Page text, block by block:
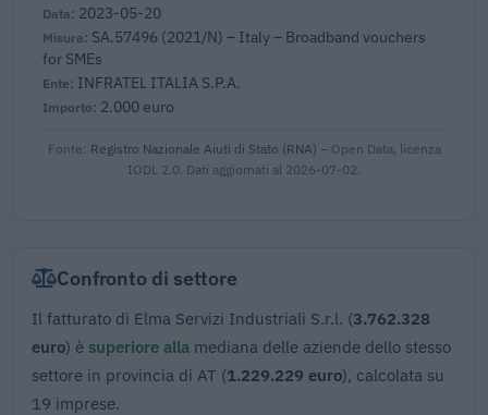
2023-05-20
SA.57496 (2021/N) – Italy – Broadband vouchers
for SMEs
INFRATEL ITALIA S.P.A.
2.000 euro
Fonte: Registro Nazionale Aiuti di Stato (RNA) – Open Data, licenza
IODL 2.0. Dati aggiornati al 2026-07-02.
Confronto di settore
Il fatturato di Elma Servizi Industriali S.r.l. (3.762.328
euro) è superiore alla mediana delle aziende dello stesso
settore in provincia di AT (1.229.229 euro), calcolata su
19 imprese.